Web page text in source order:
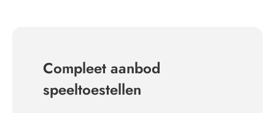
Compleet aanbod
speeltoestellen